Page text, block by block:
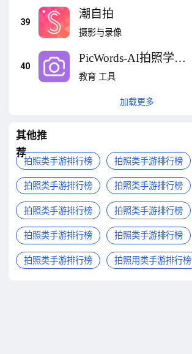
39
潮自拍
摄影与录像
40
PicWords-AI拍照学单
词
教育 工具
加载更多
其他推
荐
拍照类手游排行榜 拍照类手游排行榜
拍照类手游排行榜 拍照类手游排行榜
拍照类手游排行榜 拍照类手游排行榜
拍照类手游排行榜 拍照类手游排行榜
拍照类手游排行榜 拍照用类手游排行榜